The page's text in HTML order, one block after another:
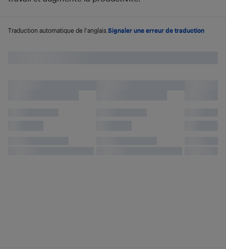
Traduction automatique de l'anglais. Signaler une erreur de traduction